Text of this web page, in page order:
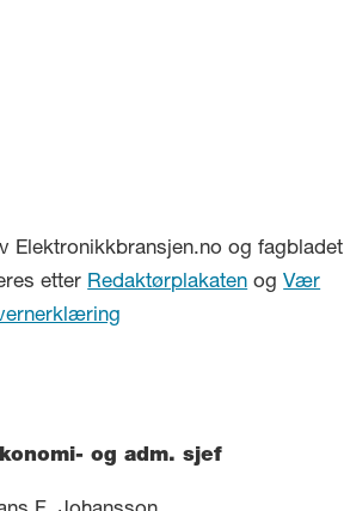
Elektronikkbransjen.no og fagbladet
etterRedaktørplakatenogVær
og adm. sjef